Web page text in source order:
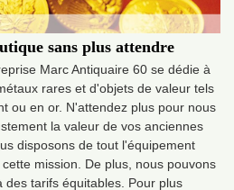
sans plus attendre
Marc Antiquaire 60 se dédie à
rares et d'objets de valeur tels
ou en or. N'attendez plus pour nous
la valeur de vos anciennes
disposons de tout l'équipement
mission. De plus, nous pouvons
des tarifs équitables. Pour plus